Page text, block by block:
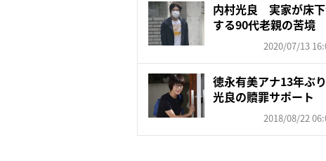
内村光良 実家が床
する90代老親の苦境
2020/07/13
徳永有美アナ13年ぶ
光良の贖罪サポート
2018/08/22